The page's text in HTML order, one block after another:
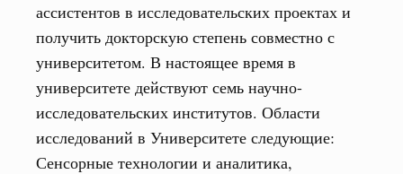
ассистентов в исследовательских проектах и
получить докторскую степень совместно с
университетом. В настоящее время в
университете действуют семь научно-
исследовательских институтов. Области
исследований в Университете следующие:
Сенсорные технологии и аналитика,